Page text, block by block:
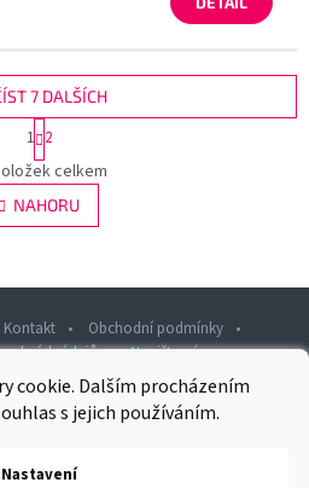
cookie. Dalším procházením
s jejich používáním.
Nastavení
O
v
l
á
í
p
v
k
ý
7 DALŠÍCH
S
t
r
á
n
k
á
í
1 2
celkem
NAHORU
Kontakt
Obchodní podmínky
údajů
Napište nám
. Všechna práva vyhrazena.